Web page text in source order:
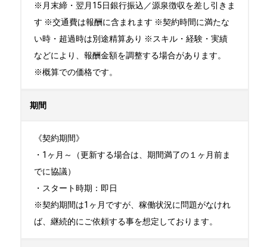
※月末締・翌月15日銀行振込／源泉徴収を差し引きま
す ※交通費は報酬に含まれます ※契約時間に満たな
い時・超過時は別途精算あり ※スキル・経験・実績
などにより、報酬金額を調整する場合があります。
※概算での価格です。
期間
《契約期間》
・1ヶ月～（更新する場合は、期間満了の１ヶ月前ま
でに協議）
・スタート時期：即日
※契約期間は1ヶ月ですが、稼働状況に問題がなけれ
ば、継続的にご依頼する事を想定しております。